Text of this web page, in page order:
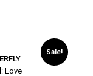
Sale!
Love